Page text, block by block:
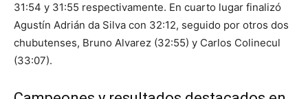
31:54 y 31:55 respectivamente. En cuarto lugar finalizó
Agustín Adrián da Silva con 32:12, seguido por otros dos
chubutenses, Bruno Alvarez (32:55) y Carlos Colinecul
(33:07).